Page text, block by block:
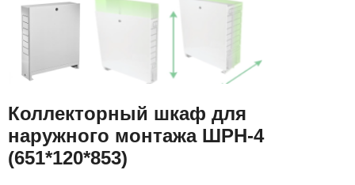
Коллекторный шкаф для
наружного монтажа ШРН-4
(651*120*853)